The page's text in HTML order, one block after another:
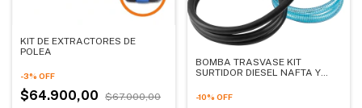
KIT DE EXTRACTORES DE
POLEA
-3% OFF
$64.900,00 $67.000,00
BOMBA TRASVASE KIT
SURTIDOR DIESEL NAFTA Y
-10% OFF